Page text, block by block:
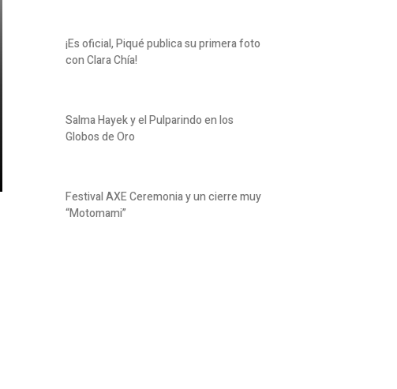
¡Es oficial, Piqué publica su primera foto
con Clara Chía!
Salma Hayek y el Pulparindo en los
Globos de Oro
Festival AXE Ceremonia y un cierre muy
“Motomami”